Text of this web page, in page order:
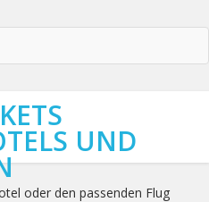
UND
oder den passenden Flug